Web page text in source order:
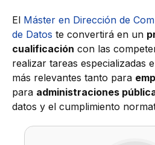
El Máster en Dirección de
de Datos te convertirá en un
cualificación con las
realizar tareas especializadas
más relevantes tanto para
para administraciones
datos y el cumplimiento